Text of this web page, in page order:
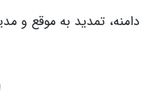
دامنه، تمدید به موقع و